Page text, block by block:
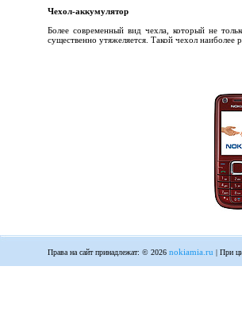
Чехол-аккумулятор
Более современный вид чехла, который не
существенно утяжеляется. Такой чехол наиболее
Права на сайт принадлежат: © 2026 nokiamia.ru | При